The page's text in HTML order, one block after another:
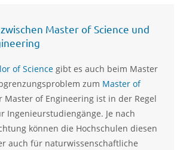
Master of Science und
of Science gibt es auch beim Master
zum Master of
Master of Engineering ist in der Regel
Ingenieurstudiengänge. Je nach
können die Hochschulen diesen
auch für naturwissenschaftliche